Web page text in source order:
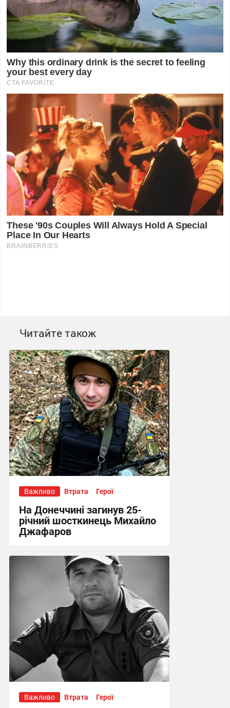
Читайте також
Важливо Втрата Герої
На Донеччині загинув 25-
річний шосткинець Михайло
Джафаров
13:15 сьогодні
Важливо Втрата Герої